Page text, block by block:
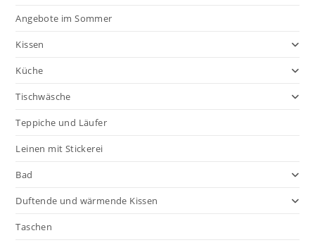
Angebote im Sommer
Kissen
Küche
Tischwäsche
Teppiche und Läufer
Leinen mit Stickerei
Bad
Duftende und wärmende Kissen
Taschen